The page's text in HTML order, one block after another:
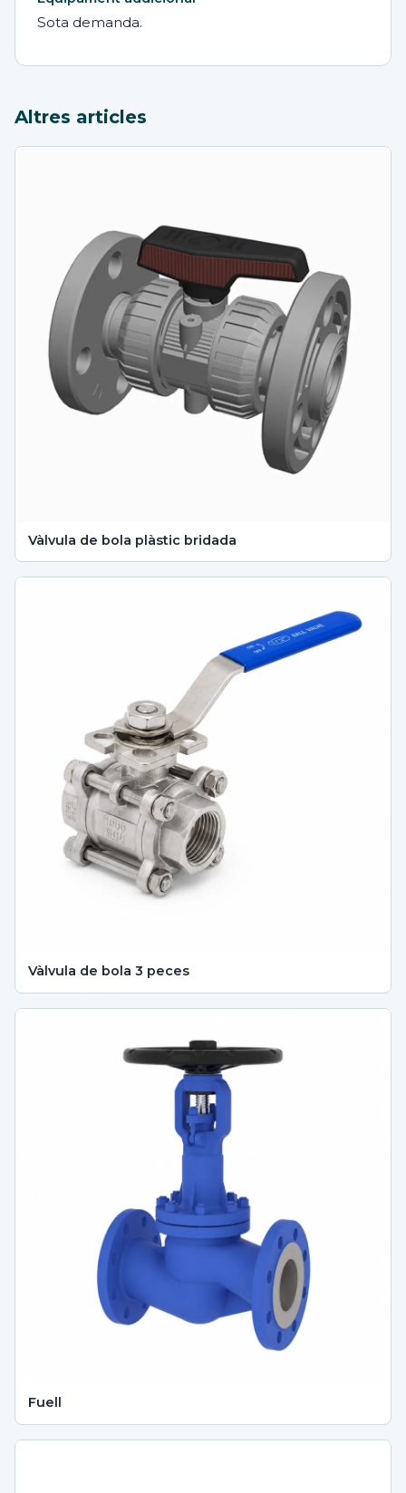
Sota demanda.
Altres articles
Vàlvula de bola plàstic bridada
Vàlvula de bola 3 peces
Fuell